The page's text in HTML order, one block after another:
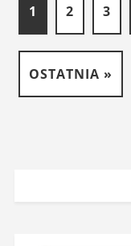
1 2 3
OSTATNIA »